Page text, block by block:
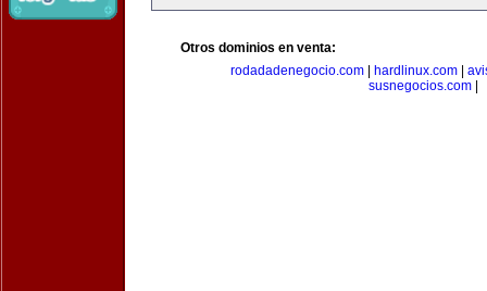
Otros dominios en venta:
rodadadenegocio.com| hardlinux.com|
susnegocios.com|